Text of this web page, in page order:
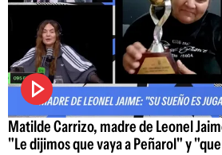
Matilde Carrizo, madre de Leonel
"Le dijimos que vaya a Peñarol" y